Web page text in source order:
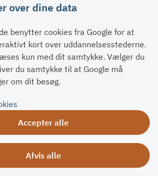
over dine data
benytter cookies fra Google for at
kort over uddannelsesstederne.
kun med dit samtykke. Vælger du
du samtykke til at Google må
om dit besøg.
Accepter alle
Afvis alle